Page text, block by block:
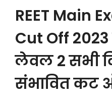
REET Main
Cut Off
लेवल 2 सभी
संभावित कट